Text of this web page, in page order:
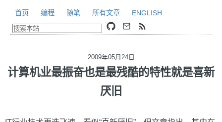
首页 编程 随笔 所有文章 ENGLISH
2009年05月24日
计算机业最振奋也是最残酷的特性就是喜新
厌旧